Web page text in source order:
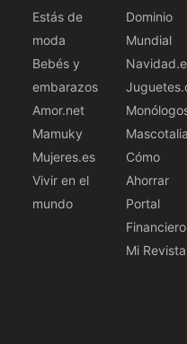
Estás de
moda
Bebés y
embarazos
Amor.net
Mamuky
Mujeres.es
Vivir en el
mundo
Dominio
Mundial
Cómo
Ahorrar
Portal
Financiero
Mi Revista